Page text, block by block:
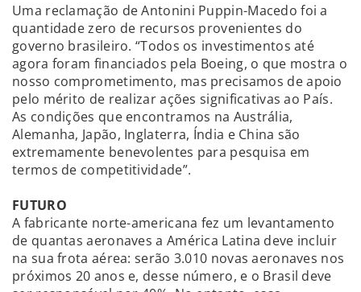
Uma reclamação de Antonini Puppin-Macedo foi a
quantidade zero de recursos provenientes do
governo brasileiro. “Todos os investimentos até
agora foram financiados pela Boeing, o que mostra o
nosso comprometimento, mas precisamos de apoio
pelo mérito de realizar ações significativas ao País.
As condições que encontramos na Austrália,
Alemanha, Japão, Inglaterra, Índia e China são
extremamente benevolentes para pesquisa em
termos de competitividade”.
FUTURO
A fabricante norte-americana fez um levantamento
de quantas aeronaves a América Latina deve incluir
na sua frota aérea: serão 3.010 novas aeronaves nos
próximos 20 anos e, desse número, e o Brasil deve